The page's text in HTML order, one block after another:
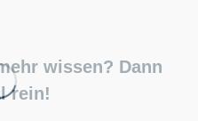
wissen? Dann
rein!